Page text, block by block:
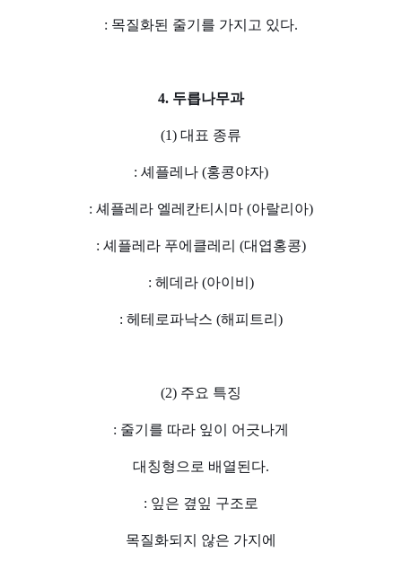
: 목질화된 줄기를 가지고 있다.
4. 두릅나무과
(1) 대표 종류
: 셰플레나 (홍콩야자)
: 셰플레라 엘레칸티시마 (아랄리아)
: 셰플레라 푸에클레리 (대엽홍콩)
: 헤데라 (아이비)
: 헤테로파낙스 (해피트리)
(2) 주요 특징
: 줄기를 따라 잎이 어긋나게
대칭형으로 배열된다.
: 잎은 곂잎 구조로
목질화되지 않은 가지에